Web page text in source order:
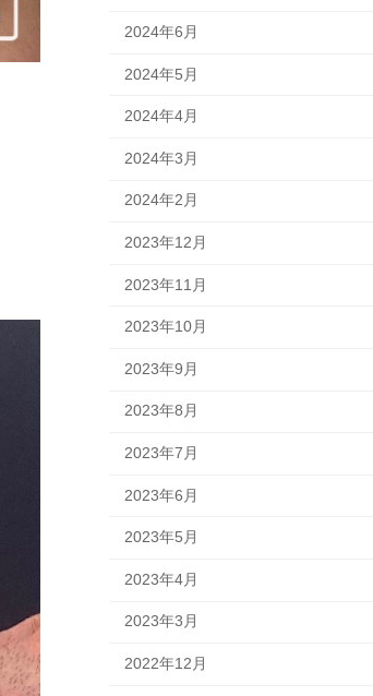
2024年6月
2024年5月
2024年4月
2024年3月
2024年2月
2023年12月
2023年11月
2023年10月
2023年9月
2023年8月
2023年7月
2023年6月
2023年5月
2023年4月
2023年3月
2022年12月